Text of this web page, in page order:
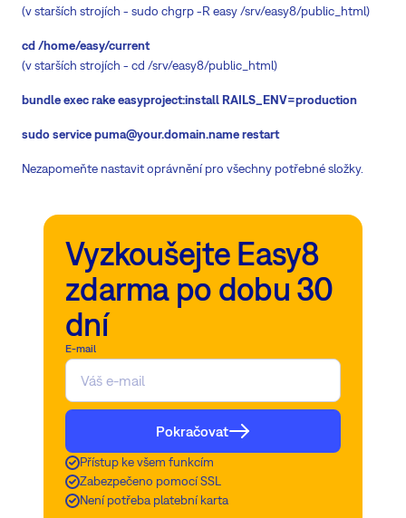
(v starších strojích - sudo chgrp -R easy /srv/easy8/public_html)
cd/home/easy/current
(v starších strojích - cd /srv/easy8/public_html)
bundle exec rake easyproject:install RAILS_ENV=production
sudo service puma@your.domain.name restart
Nezapomeňte nastavit oprávnění pro všechny potřebné složky.
Vyzkoušejte Easy8
zdarma po dobu 30
dní
E-mail
Pokračovat
Přístup ke všem funkcím
Zabezpečeno pomocí SSL
Není potřeba platební karta